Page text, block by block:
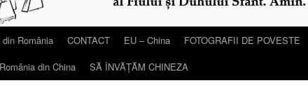
din România CONTACT EU – China
FOTOGRAFII DE POVESTE
România din China SĂ ÎNVĂŢĂM CHINEZA